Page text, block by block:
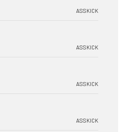
ASSKICK
ASSKICK
ASSKICK
ASSKICK